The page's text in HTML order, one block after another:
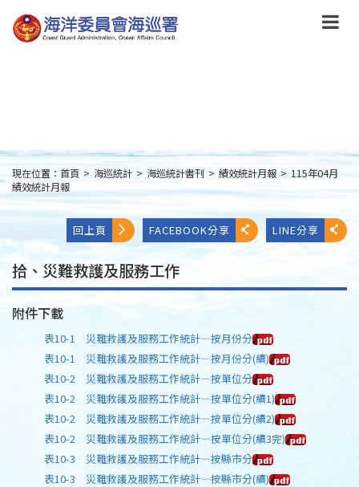
到
主
:::
現在位置： 首頁 > 海巡統計 > 海巡統計書刊 > 績效統計月報 > 115年04月
績效統計月報
回上頁 FACEBOOK分享 LINE分享
拾、災難救護及服務工作
附件下載
表10-1 災難救護及服務工作統計—按月份分
表10-1 災難救護及服務工作統計—按月份分(續)
表10-2 災難救護及服務工作統計—按單位分
表10-2 災難救護及服務工作統計—按單位分(續1)
表10-2 災難救護及服務工作統計—按單位分(續2)
表10-2 災難救護及服務工作統計—按單位分(續3完)
表10-3 災難救護及服務工作統計—按縣市分
表10-3 災難救護及服務工作統計—按縣市分(續)